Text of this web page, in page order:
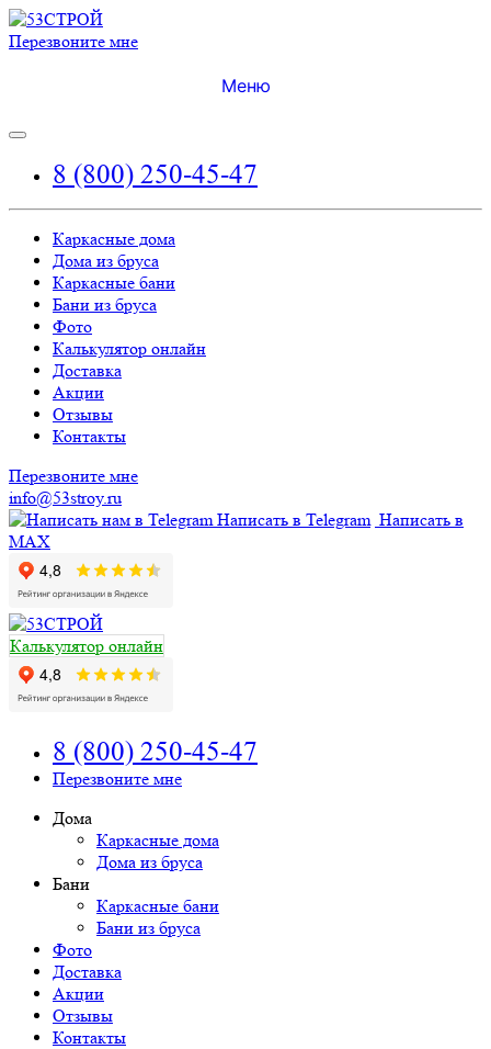
Перезвоните мне
Меню
8 (800) 250-45-47
Каркасные дома
Дома из бруса
Каркасные бани
Бани из бруса
Фото
Калькулятор онлайн
Доставка
Акции
Отзывы
Контакты
Перезвоните мне
info@53stroy.ru
Написать в Telegram Написать в
MAX
Калькулятор онлайн
8 (800) 250-45-47
Перезвоните мне
Дома
Каркасные дома
Дома из бруса
Бани
Каркасные бани
Бани из бруса
Фото
Доставка
Акции
Отзывы
Контакты